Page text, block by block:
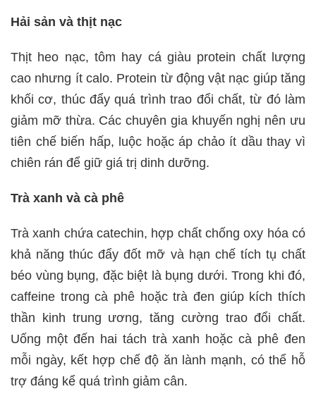
Hải sản và thịt nạc
Thịt heo nạc, tôm hay cá giàu protein chất lượng
cao nhưng ít calo. Protein từ động vật nạc giúp tăng
khối cơ, thúc đẩy quá trình trao đổi chất, từ đó làm
giảm mỡ thừa. Các chuyên gia khuyến nghị nên ưu
tiên chế biến hấp, luộc hoặc áp chảo ít dầu thay vì
chiên rán để giữ giá trị dinh dưỡng.
Trà xanh và cà phê
Trà xanh chứa catechin, hợp chất chống oxy hóa có
khả năng thúc đẩy đốt mỡ và hạn chế tích tụ chất
béo vùng bụng, đặc biệt là bụng dưới. Trong khi đó,
caffeine trong cà phê hoặc trà đen giúp kích thích
thần kinh trung ương, tăng cường trao đổi chất.
Uống một đến hai tách trà xanh hoặc cà phê đen
mỗi ngày, kết hợp chế độ ăn lành mạnh, có thể hỗ
trợ đáng kể quá trình giảm cân.